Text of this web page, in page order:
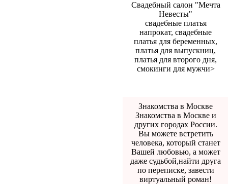
Cвадебный салон "Мечта
Невесты"
свадебные платья
напрокат, свадебные
платья для беременных,
платья для выпускниц,
платья для второго дня,
смокинги для мужчи>
Знакомства в Москве
Знакомства в Москве и
других городах России.
Вы можете встретить
человека, который станет
Вашей любовью, а может
даже судьбой,найти друга
по переписке, завести
виртуальный роман!